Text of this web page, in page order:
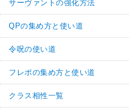
サーヴァントの強化方法
QPの集め方と使い道
令呪の使い道
フレポの集め方と使い道
クラス相性一覧